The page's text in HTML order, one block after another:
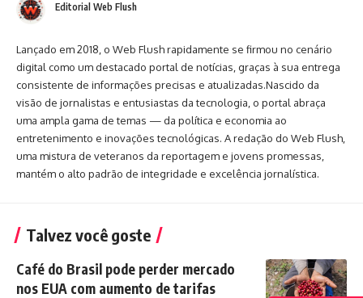
Editorial Web Flush
Lançado em 2018, o Web Flush rapidamente se firmou no cenário
digital como um destacado portal de notícias, graças à sua entrega
consistente de informações precisas e atualizadas.Nascido da
visão de jornalistas e entusiastas da tecnologia, o portal abraça
uma ampla gama de temas — da política e economia ao
entretenimento e inovações tecnológicas. A redação do Web Flush,
uma mistura de veteranos da reportagem e jovens promessas,
mantém o alto padrão de integridade e excelência jornalística.
Talvez você goste
Café do Brasil pode perder mercado
nos EUA com aumento de tarifas